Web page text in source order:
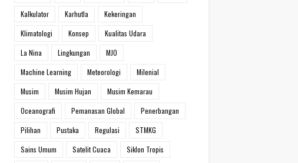
Kalkulator
Karhutla
Kekeringan
Klimatologi
Konsep
Kualitas Udara
La Nina
Lingkungan
MJO
Machine Learning
Meteorologi
Milenial
Musim
Musim Hujan
Musim Kemarau
Oceanografi
Pemanasan Global
Penerbangan
Pilihan
Pustaka Regulasi
STMKG
Sains Umum
Satelit Cuaca
Siklon Tropis